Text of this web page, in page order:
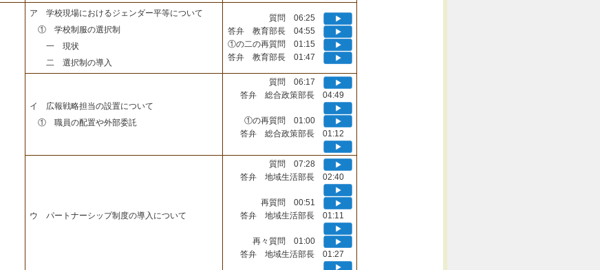
ア 学校現場におけるジェンダー平等について
① 学校制服の選択制
一 現状
二 選択制の導入
質問 06:25
答弁 教育部長 04:55
①の二の再質問 01:15
答弁 教育部長 01:47
イ 広報戦略担当の設置について
① 職員の配置や外部委託
質問 06:17
答弁 総合政策部長 04:49
①の再質問 01:00
答弁 総合政策部長 01:12
ウ パートナーシップ制度の導入について
質問 07:28
答弁 地域生活部長 02:40
再質問 00:51
答弁 地域生活部長 01:11
再々質問 01:00
答弁 地域生活部長 01:27